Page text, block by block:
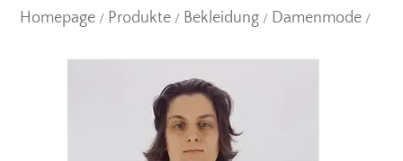
Homepage / Produkte / Bekleidung / Damenmode /